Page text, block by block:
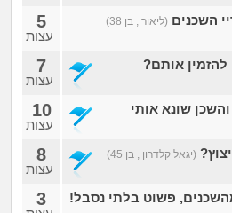
השכנים (ליאור , בן 38) 5
עצות
אותם? 7
עצות
שונא אותי 10
עצות
(יגאל קלדרון , בן 45) 8
עצות
פשוט בלתי נסבל! 3